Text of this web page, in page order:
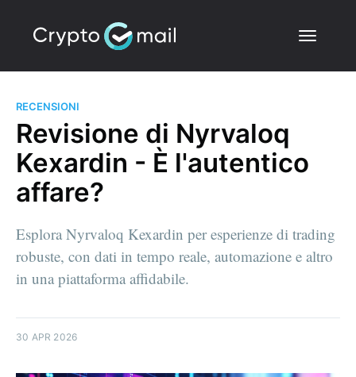
RECENSIONI
Revisione di Nyrvaloq
Kexardin - È l'autentico
affare?
Esplora Nyrvaloq Kexardin per esperienze di trading
robuste, con dati in tempo reale, automazione e altro
in una piattaforma affidabile.
30 APR 2026